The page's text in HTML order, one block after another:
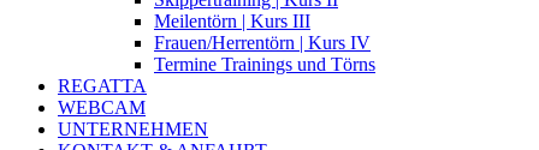
Meilentörn | Kurs III
Frauen/Herrentörn | Kurs IV
Termine Trainings und Törns
REGATTA
WEBCAM
UNTERNEHMEN